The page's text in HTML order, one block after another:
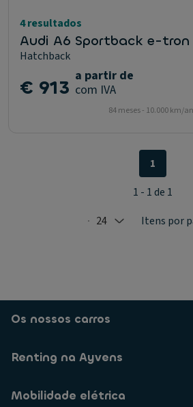
4 resultados
Audi A6 Sportback e-tron
Hatchback
€ 913 a partir de
com IVA
84 meses - 10.000 km/
Selected: 24
24 Itens por
1
1 - 1 de 1
Os nossos carros
Renting na Ayvens
Mobilidade elétrica